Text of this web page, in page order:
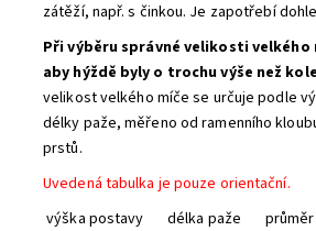
zátěží, např. s činkou. Je zapotřebí
Při výběru správné velikosti
aby hýždě byly o trochu výše než
velikost velkého míče se určuje podle
délky paže, měřeno od ramenního
prstů.
Uvedená tabulka je pouze orientační.
výška postavy délka paže průměr